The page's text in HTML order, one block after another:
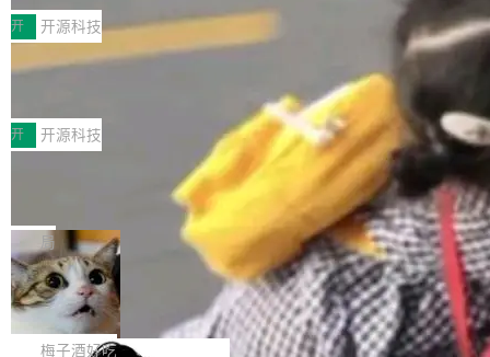
MPComm将作为一种传输引擎接入Mooncake T
ENT，实现零拷贝传输性能提升30%、非零拷贝
传输性能最高提升5倍。UCL-MPComm底层基
于自研UCL-Engine通信引擎，后续腾讯网平将
持续开源更多基于UCL-Engine的高性能通信组
件。 腾讯网平团队在UCL-MPComm中实现了一
个独立于业务线程的全局通信引擎（Engine），
型案例入选名单》，深信服“面向企业研发场景的
开源 AI 编程平台 CoStrict 应用”凭借卓越的技术
创新与落地成效成功入选。 全链路私有化部署，
助力企业AI研发安全落地 当前，越来越多企业已
经开始引入 AI Coding 工具，通过调用公有云模
型或企业内部部署模型提升研发效率。但随着 AI
Coding 从个人辅助工具逐步走向团队级、组织
级应用，企业在规模化落地过程中，对安全性、
可控性和代码质量提出了更高要求。 首先是数据
安全与合规要求。对于大多数普通研发场景，公
有云模型能够满足快速试用和效率提升的需求。
但对于金融、能源、医疗等对数据安全要求较...
开 开源科技
深信服AI算力网关入选工信部人工智能
前不久，工业和信息化部正式发布《2025年人工
智能应用典型案例名单》，集中展示人工智能在
各领域的应用成果，覆盖技术底座、行业赋能、
产品应用、支撑保障、专题等五大方向。深信服
AI算力网关（AI创新平台）成功入选！ 随着各行
各业的Agent走向规模化建设，算力构成形态逐
渐丰富，用户关注的重点也在发生变化：不只是
让AI用起来，还要进一步看清混合算力时代下，
Token花在哪里、算力是否被充分利用，以及持
续增长的AI成本该如何优化。 深信服AI算力网关
开 开源科技
Jeff Dean 离开 Google：一个时代的结
束，一个实验室的开始
Google 员工编号 20。MapReduce 作者之一。
Bigtable 作者之一。TensorFlow 的作者之一。
Gemini 的架构师。Google 首席科学家。 Jeff D
ean 在 Google 工作了 27 年后，宣布离职。 他
不是一个人走。一同离开的还有 Sanjay Ghema
wat（Google 员工编号 23，Jeff Dean 二十多
局
🔥 SolonCode v2026.8.4 发布：界面
字体可调、22 种语言、记忆搜索增强
打开终端就能上岗的全中文编码智能体，这一轮
把「看得清、用母语、记得住」三件事一次补
梅子酒好吃